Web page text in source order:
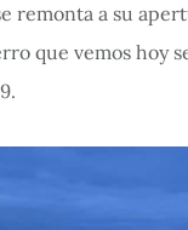
remonta a su
que vemos hoy